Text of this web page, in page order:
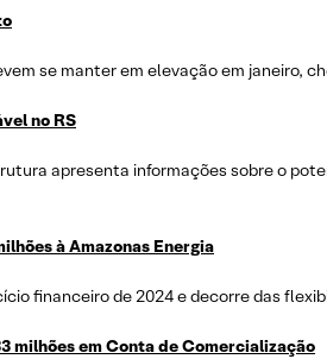
se manter em elevação em janeiro,
no RS
apresenta informações sobre o
à Amazonas Energia
financeiro de 2024 e decorre das
milhões em Conta de Comercialização